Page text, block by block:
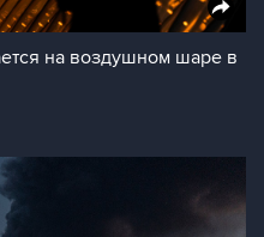
на воздушном шаре в